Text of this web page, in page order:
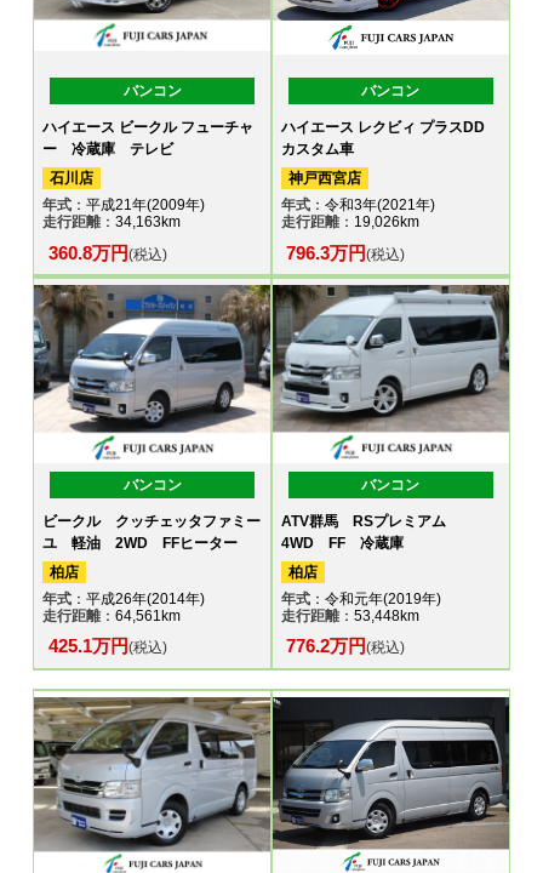
バンコン
ハイエース ビークル フューチャ
ー 冷蔵庫 テレビ
石川店
年式 ：平成21年(2009年)
走行距離：34,163km
360.8万円(税込)
バンコン
ハイエース レクビィ プラスDD
カスタム車
神戸西宮店
年式：令和3年(2021年)
走行距離：19,026km
796.3万円(税込)
バンコン
ビークル クッチェッタファミー
ユ 軽油 2WD FFヒーター
柏店
年式 ：平成26年(2014年)
走行距離：64,561km
425.1万円(税込)
バンコン
ATV群馬 RSプレミアム
4WD FF 冷蔵庫
柏店
年式：令和元年(2019年)
走行距離：53,448km
776.2万円(税込)